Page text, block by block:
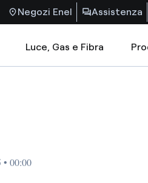
Negozi Enel Assistenza
Luce, Gas e Fibra
00:00